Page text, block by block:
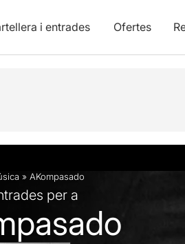
i entrades Ofertes
artística
» AKompasado
per a